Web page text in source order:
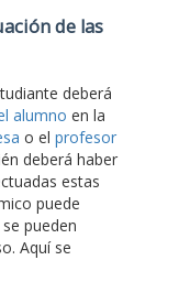
de las
deberá
alumno en la
o el profesor
deberá haber
estas
puede
pueden
Aquí se